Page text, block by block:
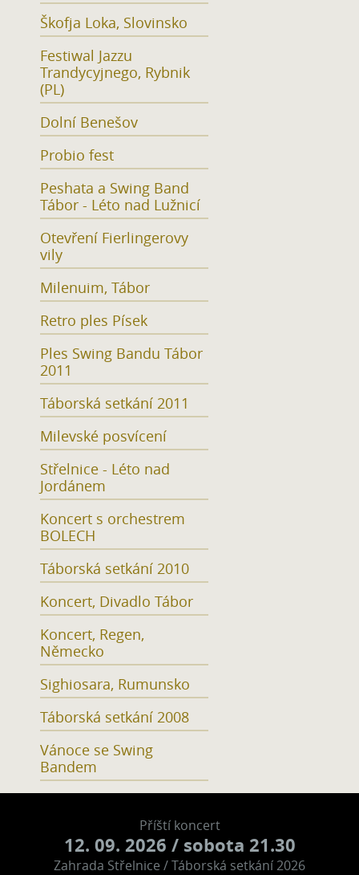
Škofja Loka, Slovinsko
Festiwal Jazzu
Trandycyjnego, Rybnik
(PL)
Dolní Benešov
Probio fest
Peshata a Swing Band
Tábor - Léto nad Lužnicí
Otevření Fierlingerovy
vily
Milenuim, Tábor
Retro ples Písek
Ples Swing Bandu Tábor
2011
Táborská setkání 2011
Milevské posvícení
Střelnice - Léto nad
Jordánem
Koncert s orchestrem
BOLECH
Táborská setkání 2010
Koncert, Divadlo Tábor
Koncert, Regen,
Německo
Sighiosara, Rumunsko
Táborská setkání 2008
Vánoce se Swing
Bandem
Příští koncert
12. 09. 2026 / sobota 21.30
Zahrada Střelnice / Táborská setkání 2026